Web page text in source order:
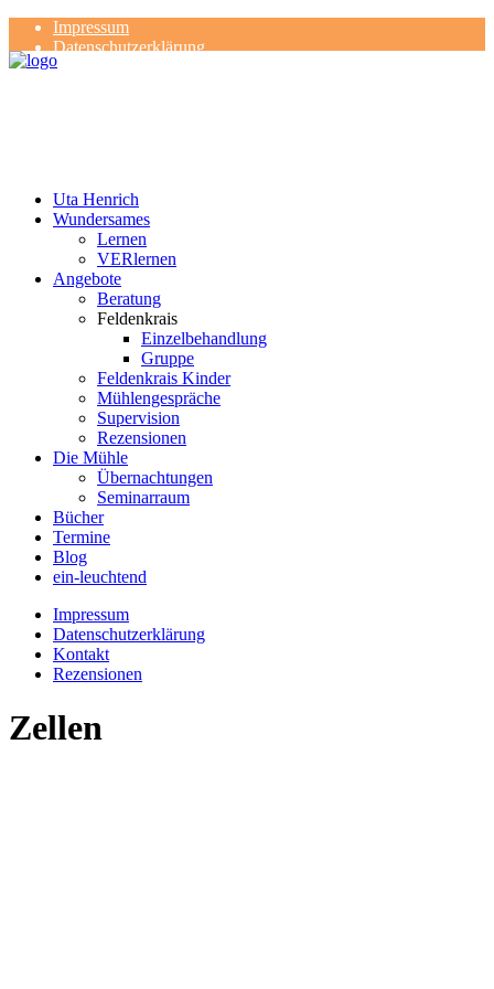
Impressum
Datenschutzerklärung
Kontakt
Uta Henrich
Wundersames
Lernen
VERlernen
Angebote
Beratung
Feldenkrais
Einzelbehandlung
Gruppe
Feldenkrais Kinder
Mühlengespräche
Supervision
Rezensionen
Die Mühle
Übernachtungen
Seminarraum
Bücher
Termine
Blog
ein-leuchtend
Impressum
Datenschutzerklärung
Kontakt
Rezensionen
Zellen